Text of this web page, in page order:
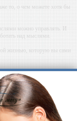
то, о чем можете хотя бы
можно управлять. И
над мыслями.
жизнью, которую вы сами
— глупость. Из всех
его мимо ушей. Он
кто его дал.
их дают мне.